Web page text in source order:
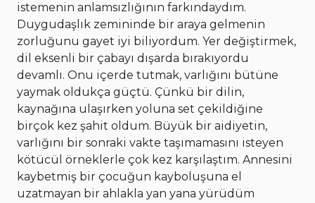
istemenin anlamsızlığının farkındaydım.
Duygudaşlık zemininde bir araya gelmenin
zorluğunu gayet iyi biliyordum. Yer değiştirmek,
dil eksenli bir çabayı dışarda bırakıyordu
devamlı. Onu içerde tutmak, varlığını bütüne
yaymak oldukça güçtü. Çünkü bir dilin,
kaynağına ulaşırken yoluna set çekildiğine
birçok kez şahit oldum. Büyük bir aidiyetin,
varlığını bir sonraki vakte taşımamasını isteyen
kötücül örneklerle çok kez karşılaştım. Annesini
kaybetmiş bir çocuğun kayboluşuna el
uzatmayan bir ahlakla yan yana yürüdüm